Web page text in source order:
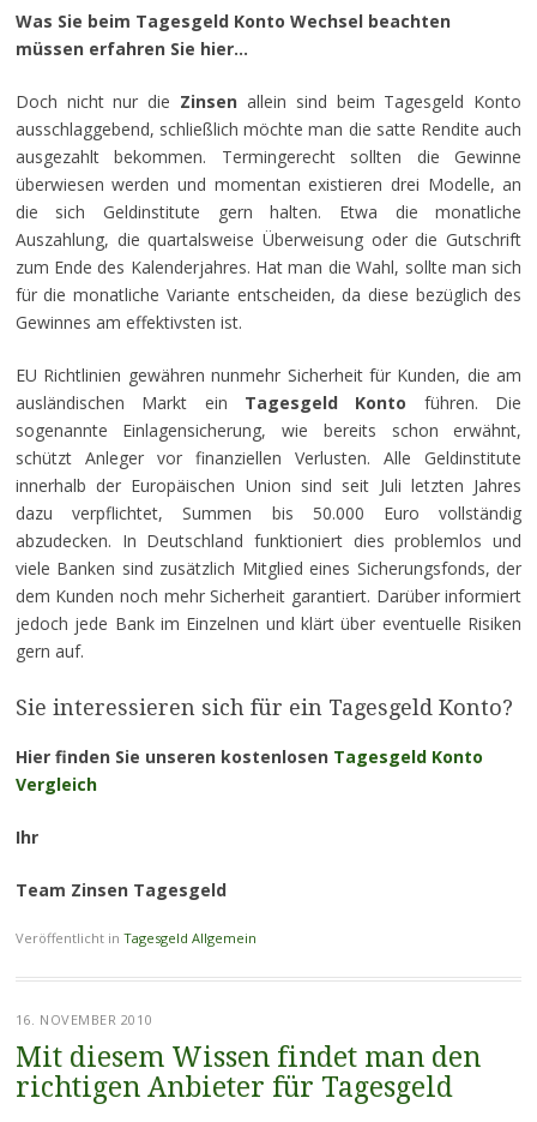
Was Sie beim Tagesgeld Konto Wechsel beachten
müssen erfahren Sie hier…
Doch nicht nur die Zinsen allein sind beim Tagesgeld Konto
ausschlaggebend, schließlich möchte man die satte Rendite auch
ausgezahlt bekommen. Termingerecht sollten die Gewinne
überwiesen werden und momentan existieren drei Modelle, an
die sich Geldinstitute gern halten. Etwa die monatliche
Auszahlung, die quartalsweise Überweisung oder die Gutschrift
zum Ende des Kalenderjahres. Hat man die Wahl, sollte man sich
für die monatliche Variante entscheiden, da diese bezüglich des
Gewinnes am effektivsten ist.
EU Richtlinien gewähren nunmehr Sicherheit für Kunden, die am
ausländischen Markt ein Tagesgeld Konto führen. Die
sogenannte Einlagensicherung, wie bereits schon erwähnt,
schützt Anleger vor finanziellen Verlusten. Alle Geldinstitute
innerhalb der Europäischen Union sind seit Juli letzten Jahres
dazu verpflichtet, Summen bis 50.000 Euro vollständig
abzudecken. In Deutschland funktioniert dies problemlos und
viele Banken sind zusätzlich Mitglied eines Sicherungsfonds, der
dem Kunden noch mehr Sicherheit garantiert. Darüber informiert
jedoch jede Bank im Einzelnen und klärt über eventuelle Risiken
gern auf.
Sie interessieren sich für ein Tagesgeld Konto?
Hier finden Sie unseren kostenlosen Tagesgeld Konto
Vergleich
Ihr
Team Zinsen Tagesgeld
Veröffentlicht in Tagesgeld Allgemein
16. NOVEMBER 2010
Mit diesem Wissen findet man den
richtigen Anbieter für Tagesgeld